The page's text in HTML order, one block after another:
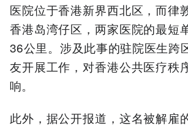
医院位于香港新界西北区，而律
香港岛湾仔区，两家医院的最短
36公里。涉及此事的驻院医生跨
友开展工作，对香港公共医疗秩
响。
此外，据公开报道，这名被解雇